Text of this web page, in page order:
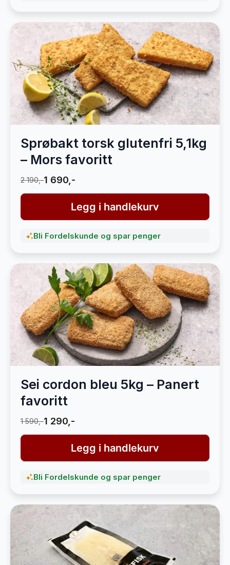
Sprøbakt torsk glutenfri 5,1kg
– Mors favoritt
2 190,-1 690,-
Legg i handlekurv
Bli Fordelskunde og spar penger
Sei cordon bleu 5kg – Panert
favoritt
1 590,-1 290,-
Legg i handlekurv
Bli Fordelskunde og spar penger